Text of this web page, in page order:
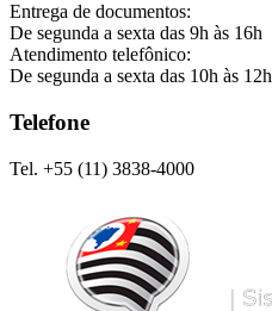
Entrega de documentos:
De segunda a sexta das 9h às 16h
Atendimento telefônico:
De segunda a sexta das 10h às 12h
Telefone
Tel. +55 (11) 3838-4000